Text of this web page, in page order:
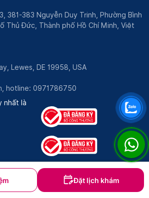
Đặt lịch khám
381-383 Nguyễn Duy Trinh, Phường Bình
Thủ Đức, Thành phố Hồ Chí Minh, Việt
Lewes, DE 19958, USA
, hotline: 0971786750
nhất là